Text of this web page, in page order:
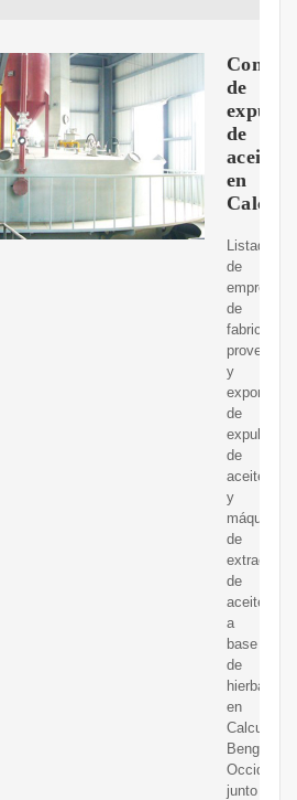
de
de
aceite
en
Calcuta
Listados
de
empresas
de
y
de
expulsores
de
aceite
y
máquinas
de
extracción
de
aceite
a
base
de
hierbas
en
Calcuta,
Bengala
junto